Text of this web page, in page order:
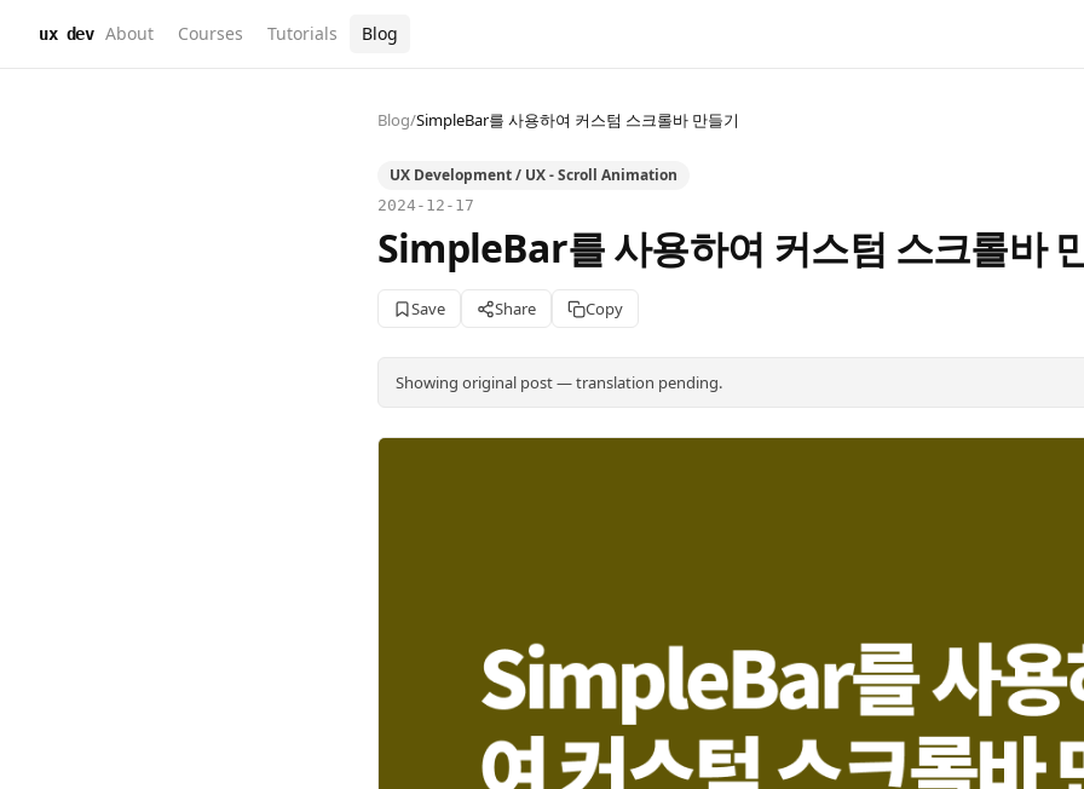
ux dev About Courses Tutorials Blog
Blog/SimpleBar를 사용하여 커스텀 스크롤바 만들기
UX Development / UX - Scroll Animation
2024-12-17
SimpleBar를 사용하여 커스텀 스크롤바
Save Share Copy
Showing original post — translation pending.